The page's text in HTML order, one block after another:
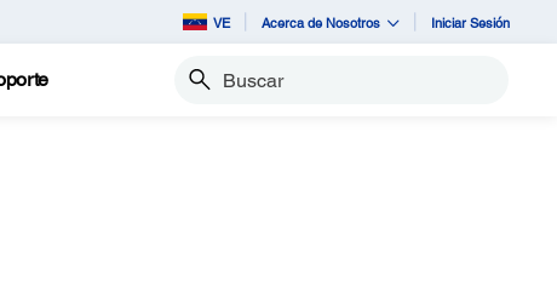
VE Acerca de Nosotros Iniciar Sesión
Buscar